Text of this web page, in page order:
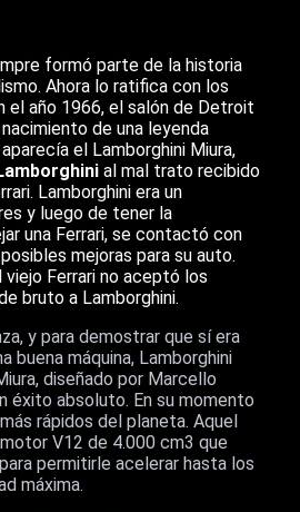
formó parte de la historia
Ahora lo ratifica con los
el año 1966, el salón de Detroit
de una leyenda
el Lamborghini Miura,
al mal trato recibido
Lamborghini era un
y luego de tener la
una Ferrari, se contactó con
mejoras para su auto.
Ferrari no aceptó los
bruto a Lamborghini.
y para demostrar que sí era
buena máquina, Lamborghini
diseñado por Marcello
éxito absoluto. En su momento
rápidos del planeta. Aquel
V12 de 4.000 cm3 que
permitirle acelerar hasta los
máxima.